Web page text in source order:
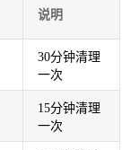
说明
30分钟清理
一次
15分钟清理
一次